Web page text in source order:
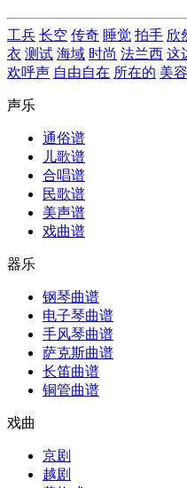
工兵 长空 传奇 睡觉 拍手 欣
衣 测试 海域 时尚 法兰西 这
欢呼声 自由自在 所在的 美容
声乐
通俗谱
儿歌谱
合唱谱
民歌谱
美声谱
戏曲谱
器乐
钢琴曲谱
电子琴曲谱
手风琴曲谱
萨克斯曲谱
长笛曲谱
铜管曲谱
戏曲
京剧
越剧